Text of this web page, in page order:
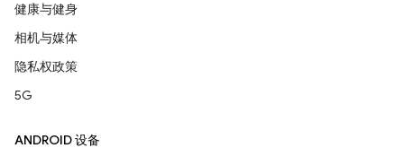
健康与健身
相机与媒体
隐私权政策
5G
ANDROID 设备